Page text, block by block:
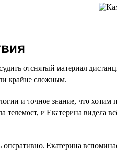
отснятый материал
крайне сложным.
и точное знание, что
телемост, и Екатерина видела
Екатерина